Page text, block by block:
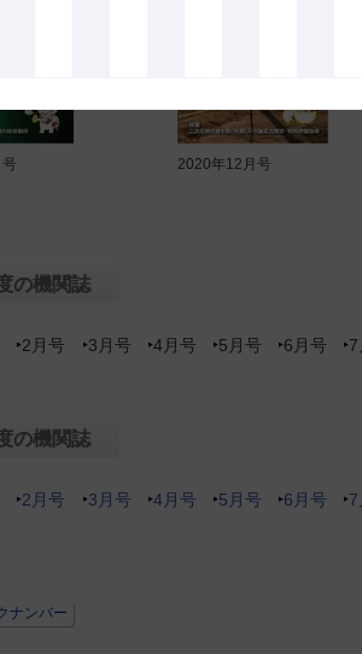
2020年12月号
の機関誌
2月号 3月号 4月号 5月号 6月号
の機関誌
2月号 3月号 4月号 5月号 6月号
ナンバー